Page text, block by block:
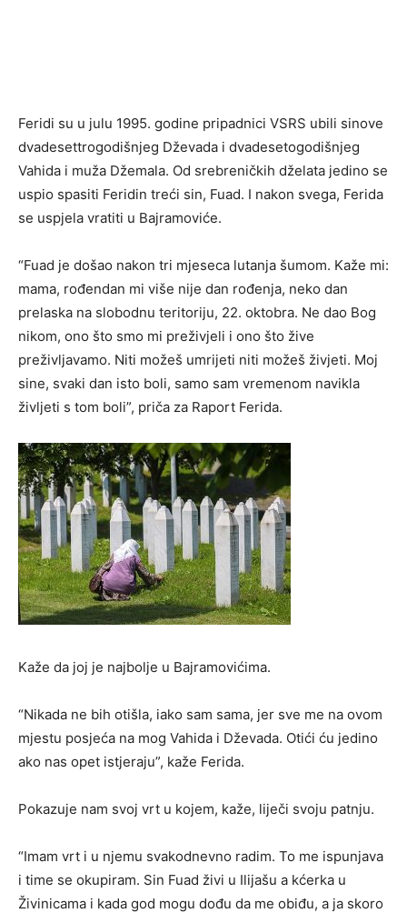
Feridi su u julu 1995. godine pripadnici VSRS ubili sinove
dvadesettrogodišnjeg Dževada i dvadesetogodišnjeg
Vahida i muža Džemala. Od srebreničkih dželata jedino se
uspio spasiti Feridin treći sin, Fuad. I nakon svega, Ferida
se uspjela vratiti u Bajramoviće.
“Fuad je došao nakon tri mjeseca lutanja šumom. Kaže mi:
mama, rođendan mi više nije dan rođenja, neko dan
prelaska na slobodnu teritoriju, 22. oktobra. Ne dao Bog
nikom, ono što smo mi preživjeli i ono što žive
preživljavamo. Niti možeš umrijeti niti možeš živjeti. Moj
sine, svaki dan isto boli, samo sam vremenom navikla
življeti s tom boli”, priča za Raport Ferida.
Kaže da joj je najbolje u Bajramovićima.
“Nikada ne bih otišla, iako sam sama, jer sve me na ovom
mjestu posjeća na mog Vahida i Dževada. Otići ću jedino
ako nas opet istjeraju”, kaže Ferida.
Pokazuje nam svoj vrt u kojem, kaže, liječi svoju patnju.
“Imam vrt i u njemu svakodnevno radim. To me ispunjava
i time se okupiram. Sin Fuad živi u Ilijašu a kćerka u
Živinicama i kada god mogu dođu da me obiđu, a ja skoro